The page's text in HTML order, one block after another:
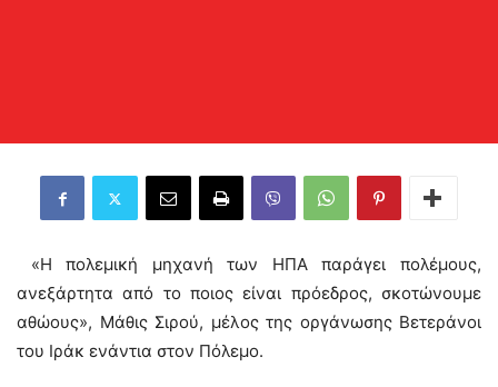
«Η πολεμική μηχανή των ΗΠΑ παράγει πολέμους,
ανεξάρτητα από το ποιος είναι πρόεδρος, σκοτώνουμε
αθώους», Μάθις Σιρού, μέλος της οργάνωσης Βετεράνοι
του Ιράκ ενάντια στον Πόλεμο.